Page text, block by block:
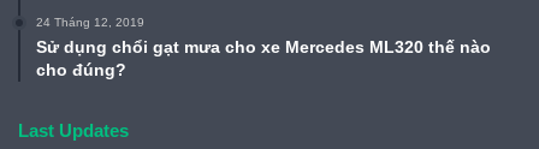
24 Tháng 12, 2019
Sử dụng chổi gạt mưa cho xe Mercedes ML320 thế nào
cho đúng?
Last Updates